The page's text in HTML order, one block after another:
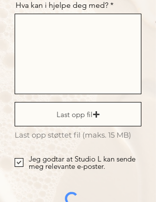
Hva kan i hjelpe deg med?
Last opp fil
Last opp støttet fil (maks. 15 MB)
Jeg godtar at Studio L kan sende
meg relevante e-poster.